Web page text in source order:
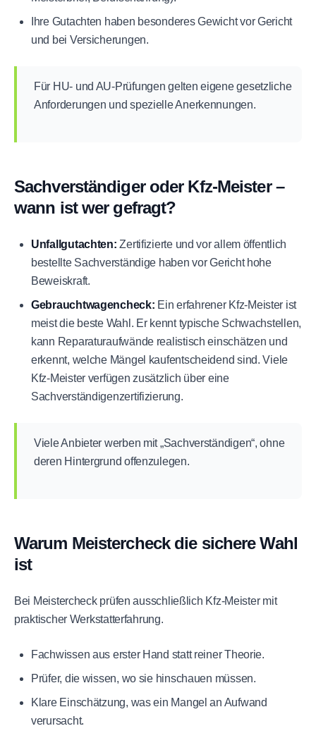
Ihre Gutachten haben besonderes Gewicht vor Gericht
und bei Versicherungen.
Für HU- und AU-Prüfungen gelten eigene gesetzliche
Anforderungen und spezielle Anerkennungen.
Sachverständiger oder Kfz-Meister –
wann ist wer gefragt?
Unfallgutachten: Zertifizierte und vor allem öffentlich
bestellte Sachverständige haben vor Gericht hohe
Beweiskraft.
Gebrauchtwagencheck: Ein erfahrener Kfz-Meister ist
meist die beste Wahl. Er kennt typische Schwachstellen,
kann Reparaturaufwände realistisch einschätzen und
erkennt, welche Mängel kaufentscheidend sind. Viele
Kfz-Meister verfügen zusätzlich über eine
Sachverständigenzertifizierung.
Viele Anbieter werben mit „Sachverständigen“, ohne
deren Hintergrund offenzulegen.
Warum Meistercheck die sichere Wahl
ist
Bei Meistercheck prüfen ausschließlich Kfz-Meister mit
praktischer Werkstatterfahrung.
Fachwissen aus erster Hand statt reiner Theorie.
Prüfer, die wissen, wo sie hinschauen müssen.
Klare Einschätzung, was ein Mangel an Aufwand
verursacht.